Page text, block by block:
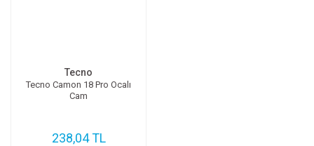
Tecno
Tecno Camon 18 Pro Ocalı
Cam
238,04 TL